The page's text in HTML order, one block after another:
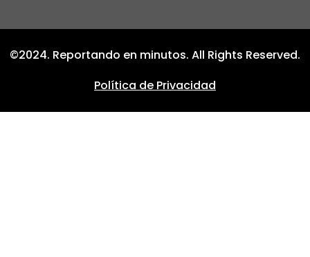
©2024. Reportando en minutos. All Rights Reserved.
Política de Privacidad